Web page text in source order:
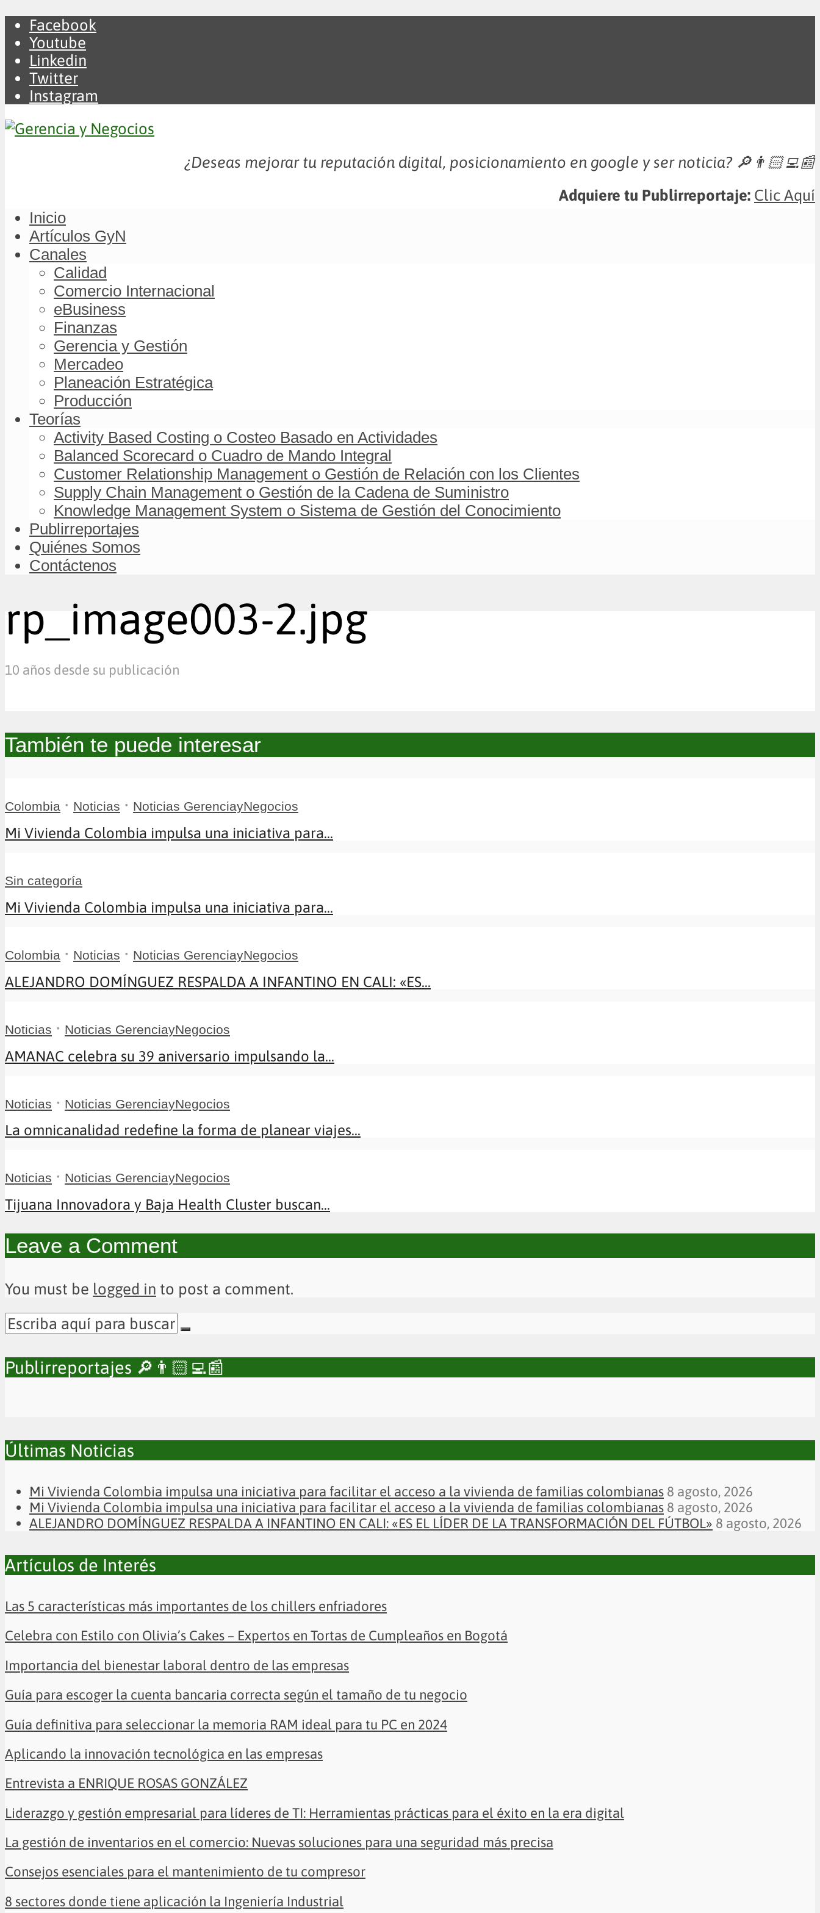
Facebook
Youtube
Linkedin
Twitter
Instagram
¿Deseas mejorar tu reputación digital, posicionamiento en google y ser noticia? 🔎👨🏻‍💻📰
Adquiere tu Publirreportaje: Clic Aquí
Inicio
Artículos GyN
Canales
Calidad
Comercio Internacional
eBusiness
Finanzas
Gerencia y Gestión
Mercadeo
Planeación Estratégica
Producción
Teorías
Activity Based Costing o Costeo Basado en Actividades
Balanced Scorecard o Cuadro de Mando Integral
Customer Relationship Management o Gestión de Relación con los Clientes
Supply Chain Management o Gestión de la Cadena de Suministro
Knowledge Management System o Sistema de Gestión del Conocimiento
Publirreportajes
Quiénes Somos
Contáctenos
rp_image003-2.jpg
10 años desde su publicación
También te puede interesar
Colombia • Noticias • Noticias GerenciayNegocios
Mi Vivienda Colombia impulsa una iniciativa para...
Sin categoría
Mi Vivienda Colombia impulsa una iniciativa para...
Colombia • Noticias • Noticias GerenciayNegocios
ALEJANDRO DOMÍNGUEZ RESPALDA A INFANTINO EN CALI: «ES...
Noticias • Noticias GerenciayNegocios
AMANAC celebra su 39 aniversario impulsando la...
Noticias • Noticias GerenciayNegocios
La omnicanalidad redefine la forma de planear viajes...
Noticias • Noticias GerenciayNegocios
Tijuana Innovadora y Baja Health Cluster buscan...
Leave a Comment
You must be logged in to post a comment.
Publirreportajes 🔎👨🏻‍💻📰
Últimas Noticias
Mi Vivienda Colombia impulsa una iniciativa para facilitar el acceso a la vivienda de familias colombianas 8 agosto, 2026
Mi Vivienda Colombia impulsa una iniciativa para facilitar el acceso a la vivienda de familias colombianas 8 agosto, 2026
ALEJANDRO DOMÍNGUEZ RESPALDA A INFANTINO EN CALI: «ES EL LÍDER DE LA TRANSFORMACIÓN DEL FÚTBOL» 8 agosto, 2026
Artículos de Interés
Las 5 características más importantes de los chillers enfriadores
Celebra con Estilo con Olivia’s Cakes – Expertos en Tortas de Cumpleaños en Bogotá
Importancia del bienestar laboral dentro de las empresas
Guía para escoger la cuenta bancaria correcta según el tamaño de tu negocio
Guía definitiva para seleccionar la memoria RAM ideal para tu PC en 2024
Aplicando la innovación tecnológica en las empresas
Entrevista a ENRIQUE ROSAS GONZÁLEZ
Liderazgo y gestión empresarial para líderes de TI: Herramientas prácticas para el éxito en la era digital
La gestión de inventarios en el comercio: Nuevas soluciones para una seguridad más precisa
Consejos esenciales para el mantenimiento de tu compresor
8 sectores donde tiene aplicación la Ingeniería Industrial